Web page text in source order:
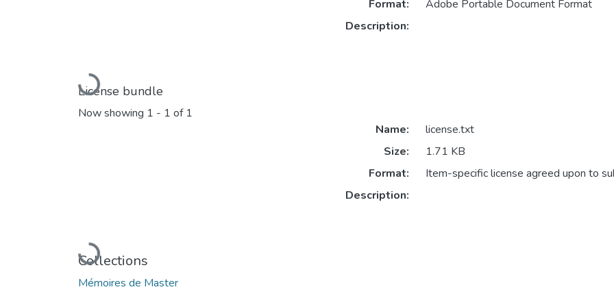
Loading...
Format:
Adobe Portable Document Format
Description:
License bundle
Now showing 1 - 1 of 1
Loading...
Name:
license.txt
Size:
1.71 KB
Format:
Item-specific license agreed upon to
Description:
Collections
Mémoires de Master